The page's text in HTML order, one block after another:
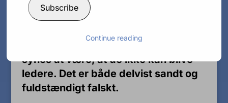
af Ann C. Schødt 15. jun 2016
En af myterne om højtbegavede
synes at være, at de ikke kan blive
ledere. Det er både delvist sandt og
fuldstændigt falskt.
Subscribe
Continue reading